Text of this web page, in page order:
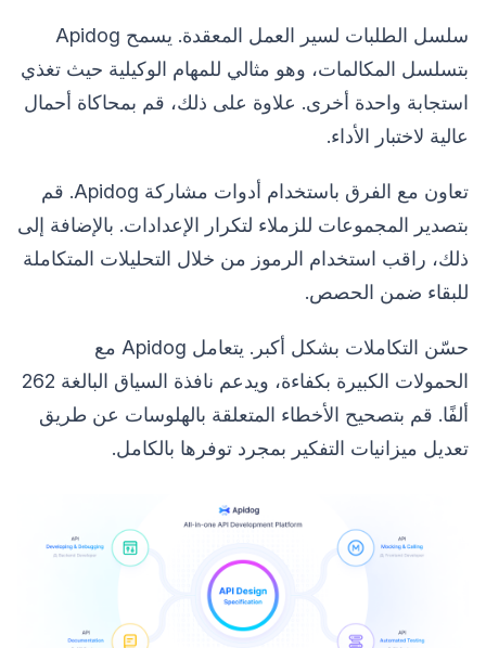
سلسل الطلبات لسير العمل المعقدة. يسمح Apidog
بتسلسل المكالمات، وهو مثالي للمهام الوكيلية حيث تغذي
استجابة واحدة أخرى. علاوة على ذلك، قم بمحاكاة أحمال
عالية لاختبار الأداء.
تعاون مع الفرق باستخدام أدوات مشاركة Apidog. قم
بتصدير المجموعات للزملاء لتكرار الإعدادات. بالإضافة إلى
ذلك، راقب استخدام الرموز من خلال التحليلات المتكاملة
للبقاء ضمن الحصص.
حسّن التكاملات بشكل أكبر. يتعامل Apidog مع
الحمولات الكبيرة بكفاءة، ويدعم نافذة السياق البالغة 262
ألفًا. قم بتصحيح الأخطاء المتعلقة بالهلوسات عن طريق
تعديل ميزانيات التفكير بمجرد توفرها بالكامل.